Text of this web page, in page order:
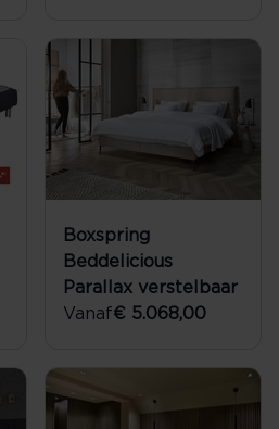
Boxspring
Beddelicious
Parallax verstelbaar
Vanaf€ 5.068,00